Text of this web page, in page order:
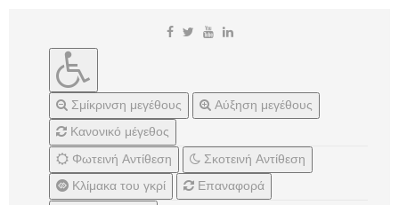
Σμίκρινση μεγέθους
Αύξηση μεγέθους
Κανονικό μέγεθος
Φωτεινή Αντίθεση
Σκοτεινή Αντίθεση
Κλίμακα του γκρί
Επαναφορά